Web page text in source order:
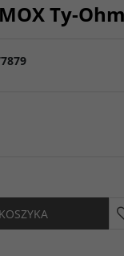
Ty-